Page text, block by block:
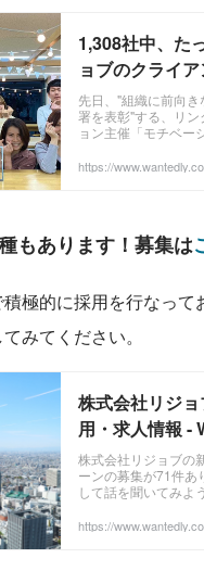
1,308社中、た
ョブのクライ
「モチベーシ
ード2021」を
REJOB Blog
先日、"組織に前向
署を表彰"する、リ
ョン主催「モチベー
Div.（CS&CGチーム
...
https://
ost_articles/331148
もあります！募集は
極的に採用を行なって
みてください。
株式会社リジ
用・求人情報 -
株式会社リジョブの
ーンの募集が71件あ
して話を聞いてみよ
からあなたにあった
ができます。募集で
https://
ojects